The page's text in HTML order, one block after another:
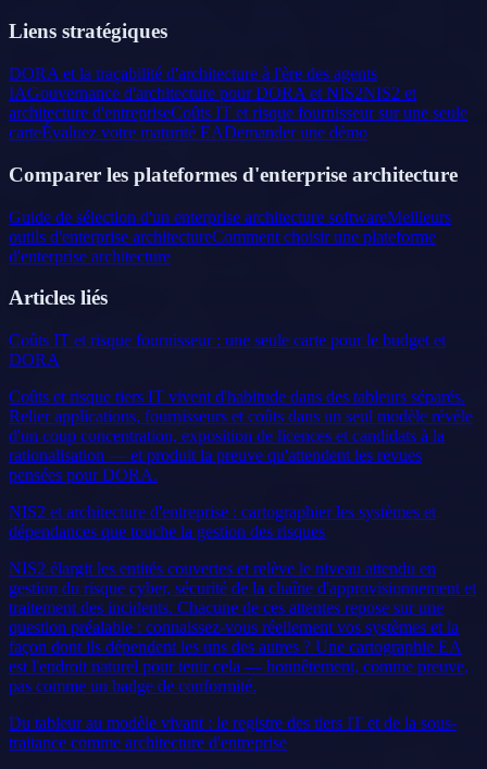
Liens stratégiques
DORA et la traçabilité d'architecture à l'ère des agents
IAGouvernance d'architecture pour DORA et NIS2NIS2 et
architecture d'entrepriseCoûts IT et risque fournisseur sur une seule
carteÉvaluez votre maturité EADemander une démo
Comparer les plateformes d'enterprise architecture
Guide de sélection d'un enterprise architecture softwareMeilleurs
outils d'enterprise architectureComment choisir une plateforme
d'enterprise architecture
Articles liés
Coûts IT et risque fournisseur : une seule carte pour le budget et
DORA
Coûts et risque tiers IT vivent d'habitude dans des tableurs séparés.
Relier applications, fournisseurs et coûts dans un seul modèle révèle
d'un coup concentration, exposition de licences et candidats à la
rationalisation — et produit la preuve qu'attendent les revues
pensées pour DORA.
NIS2 et architecture d'entreprise : cartographier les systèmes et
dépendances que touche la gestion des risques
NIS2 élargit les entités couvertes et relève le niveau attendu en
gestion du risque cyber, sécurité de la chaîne d'approvisionnement et
traitement des incidents. Chacune de ces attentes repose sur une
question préalable : connaissez-vous réellement vos systèmes et la
façon dont ils dépendent les uns des autres ? Une cartographie EA
est l'endroit naturel pour tenir cela — honnêtement, comme preuve,
pas comme un badge de conformité.
Du tableur au modèle vivant : le registre des tiers IT et de la sous-
traitance comme architecture d'entreprise